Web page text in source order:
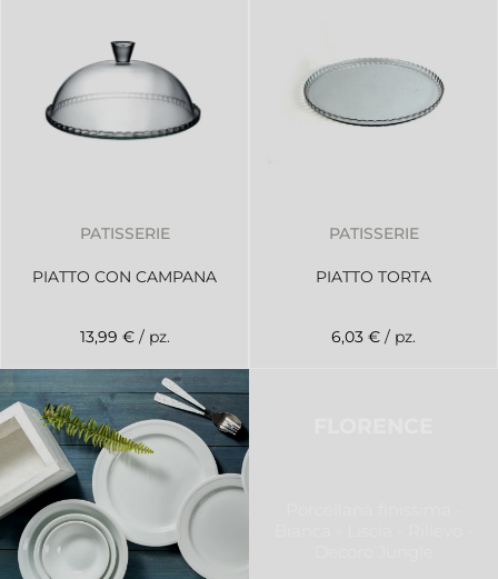
PATISSERIE
PIATTO CON CAMPANA
13,99 € / pz.
PATISSERIE
PIATTO TORTA
6,03 € / pz.